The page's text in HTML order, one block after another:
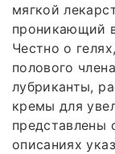
мягкой
проникающий
Честно о
полового
лубриканты,
кремы для
представлены
описаниях